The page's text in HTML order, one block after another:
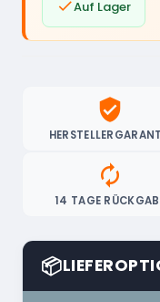
Auf Lager
verified_user
autorenew
14 TAGE
📦